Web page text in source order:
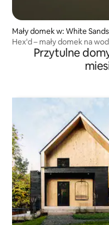
Mały domek w: White Sands
Hex'd – mały domek na
Przytulne